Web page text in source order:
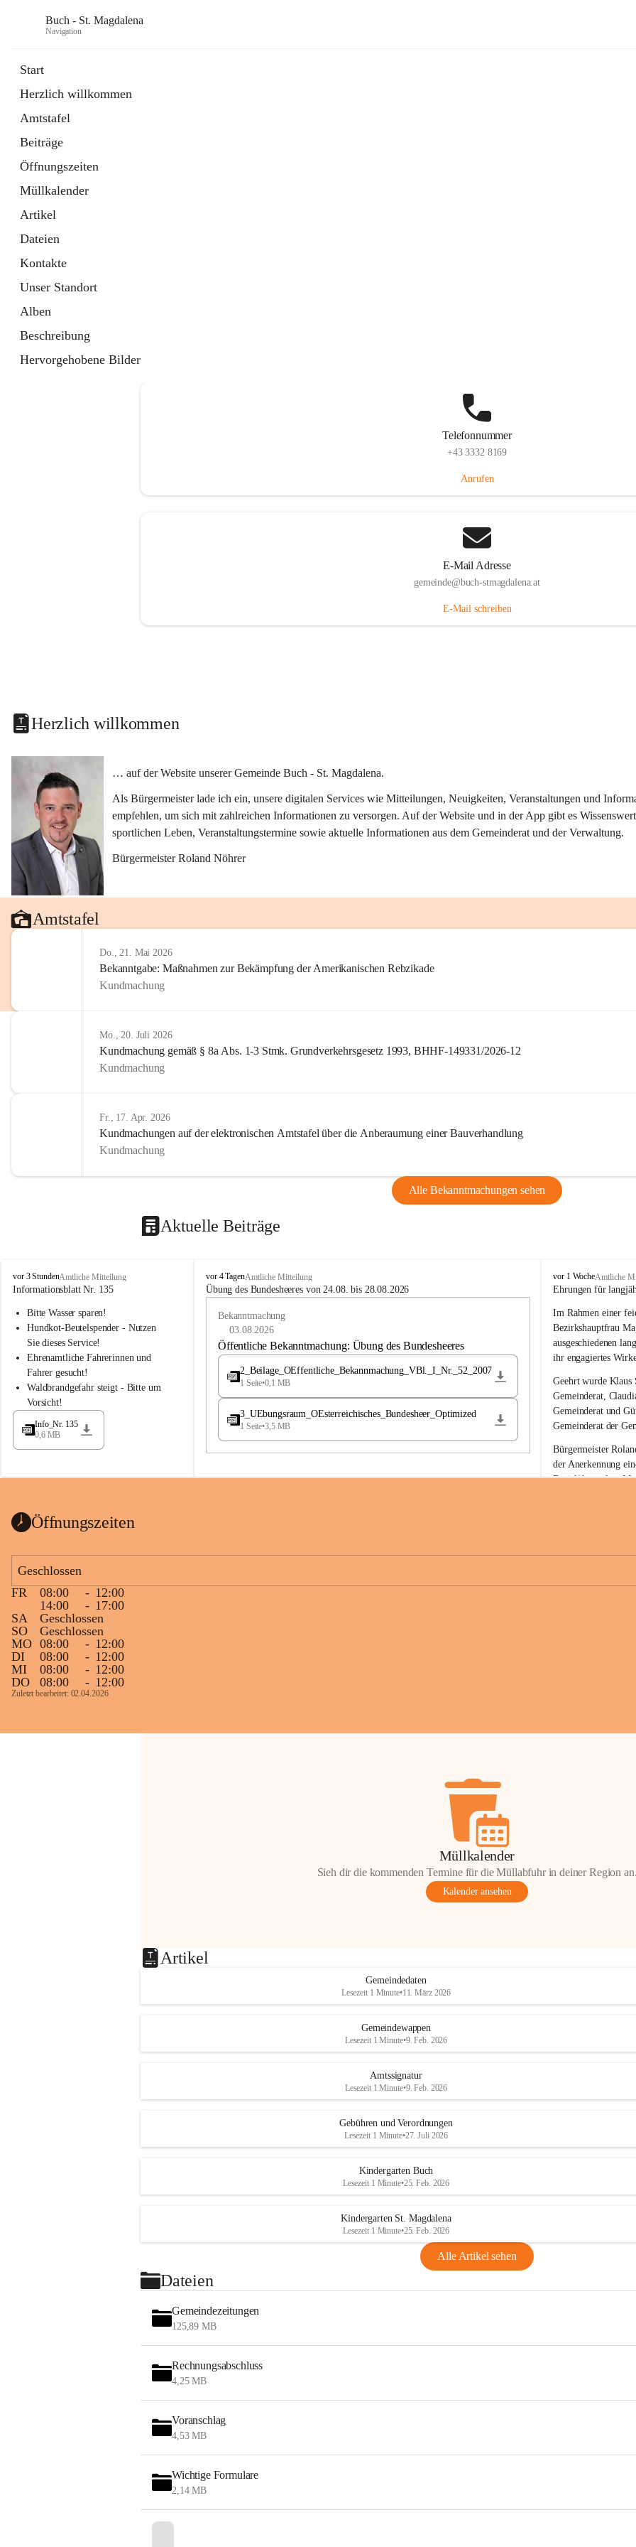
Buch - St. Magdalena
Navigation
Start
Herzlich willkommen
Amtstafel
Beiträge
Öffnungszeiten
Müllkalender
Artikel
Dateien
Kontakte
Unser Standort
Alben
Beschreibung
Hervorgehobene Bilder
Telefonnummer
+43 3332 8169
Anrufen
E-Mail Adresse
gemeinde@buch-stmagdalena.at
E-Mail schreiben
Herzlich willkommen
… auf der Website unserer Gemeinde Buch - St. Magdalena.
Als Bürgermeister lade ich ein, unsere digitalen Services wie Mitteilungen, Neuigkeiten, Veranstaltungen und
empfehlen, um sich mit zahlreichen Informationen zu versorgen. Auf der Website und in der App gibt es
sportlichen Leben, Veranstaltungstermine sowie aktuelle Informationen aus dem Gemeinderat und der Verwaltung.
Bürgermeister Roland Nöhrer
Amtstafel
Do., 21. Mai 2026
Bekanntgabe: Maßnahmen zur Bekämpfung der Amerikanischen Rebzikade
Kundmachung
Mo., 20. Juli 2026
Kundmachung gemäß § 8a Abs. 1-3 Stmk. Grundverkehrsgesetz 1993, BHHF-149331/2026-12
Kundmachung
Fr., 17. Apr. 2026
Kundmachungen auf der elektronischen Amtstafel über die Anberaumung einer Bauverhandlung
Kundmachung
Alle Bekanntmachungen sehen
Aktuelle Beiträge
B
u
h
a
d
l
a
vor 3 StundenAmtliche Mitteilung
Informationsblatt Nr. 135
Bitte Wasser sparen!
Hundkot-Beutelspender - Nutzen
Sie dieses Service!
Ehrenamtliche Fahrerinnen und
Fahrer gesucht!
Waldbrandgefahr steigt - Bitte um
Vorsicht!
Info_Nr. 135
0,6 MB
B
u
e
a
vor 4 TagenAmtliche Mitteilung
Übung des Bundesheeres von 24.08. bis 28.08.2026
Bekanntmachung
03.08.2026
Öffentliche Bekanntmachung: Übung des Bundesheeres
2_Beilage_OEffentliche_Bekannmachung_VBl._I_Nr._52_2007
1 Seite•0,1 MB
3_UEbungsraum_OEsterreichisches_Bundesheer_Optimized
1 Seite•3,5 MB
B
u
h
-
S
t
M
a
g
d
a
l
e
n
a
vor 1 WocheAmtliche
Ehrungen für
Im Rahmen einer
Bezirkshauptfrau
ausgeschiedenen
ihr engagiertes
Geehrt wurde Klaus
Gemeinderat,
Gemeinderat und
Gemeinderat der
Bürgermeister
der Anerkennung
Bezirkshauptfrau
Öffnungszeiten
Geschlossen
FR
08:00 - 12:00
14:00
- 17:00
SA
Geschlossen
SO
Geschlossen
MO 08:00 - 12:00
DI
08:00 - 12:00
MI
08:00 - 12:00
DO
08:00 - 12:00
Zuletzt bearbeitet: 02.04.2026
Müllkalender
Sieh dir die kommenden Termine für die Müllabfuhr in deiner Region an.
Kalender ansehen
Artikel
Gemeindedaten
Lesezeit 1 Minute•11. März 2026
Gemeindewappen
Lesezeit 1 Minute•9. Feb. 2026
Amtssignatur
Lesezeit 1 Minute•9. Feb. 2026
Gebühren und Verordnungen
Lesezeit 1 Minute•27. Juli 2026
Kindergarten Buch
Lesezeit 1 Minute•25. Feb. 2026
Kindergarten St. Magdalena
Lesezeit 1 Minute•25. Feb. 2026
Alle Artikel sehen
Dateien
Gemeindezeitungen
125,89 MB
Rechnungsabschluss
4,25 MB
Voranschlag
4,53 MB
Wichtige Formulare
2,14 MB